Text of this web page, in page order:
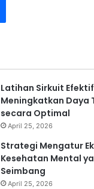
Latihan Sirkuit
Meningkatkan Daya
secara Optimal
April 25, 2026
Strategi Mengatur
Kesehatan Mental
Seimbang
April 25, 2026